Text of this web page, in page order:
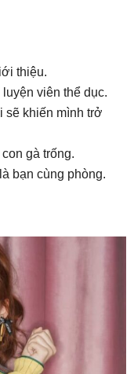
thiệu.
viên thể dục.
sẽ khiến mình trở
gà trống.
bạn cùng phòng.